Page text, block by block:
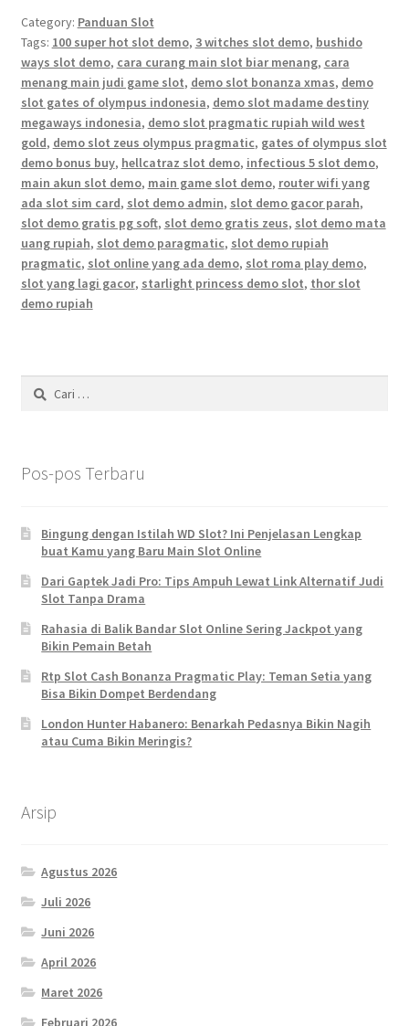
Category: Panduan Slot
Tags: 100 super hot slot demo, 3 witches slot demo, bushido
ways slot demo, cara curang main slot biar menang, cara
menang main judi game slot, demo slot bonanza xmas, demo
slot gates of olympus indonesia, demo slot madame destiny
megaways indonesia, demo slot pragmatic rupiah wild west
gold, demo slot zeus olympus pragmatic, gates of olympus slot
demo bonus buy, hellcatraz slot demo, infectious 5 slot demo,
main akun slot demo, main game slot demo, router wifi yang
ada slot sim card, slot demo admin, slot demo gacor parah,
slot demo gratis pg soft, slot demo gratis zeus, slot demo mata
uang rupiah, slot demo paragmatic, slot demo rupiah
pragmatic, slot online yang ada demo, slot roma play demo,
slot yang lagi gacor, starlight princess demo slot, thor slot
demo rupiah
Cari
untuk:
Pos-pos Terbaru
Bingung dengan Istilah WD Slot? Ini Penjelasan Lengkap
buat Kamu yang Baru Main Slot Online
Dari Gaptek Jadi Pro: Tips Ampuh Lewat Link Alternatif Judi
Slot Tanpa Drama
Rahasia di Balik Bandar Slot Online Sering Jackpot yang
Bikin Pemain Betah
Rtp Slot Cash Bonanza Pragmatic Play: Teman Setia yang
Bisa Bikin Dompet Berdendang
London Hunter Habanero: Benarkah Pedasnya Bikin Nagih
atau Cuma Bikin Meringis?
Arsip
Agustus 2026
Juli 2026
Juni 2026
April 2026
Maret 2026
Februari 2026